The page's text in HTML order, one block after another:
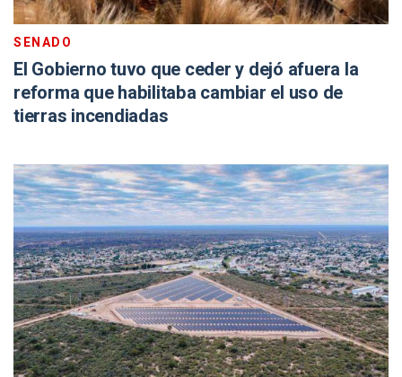
SENADO
El Gobierno tuvo que ceder y dejó afuera la
reforma que habilitaba cambiar el uso de
tierras incendiadas